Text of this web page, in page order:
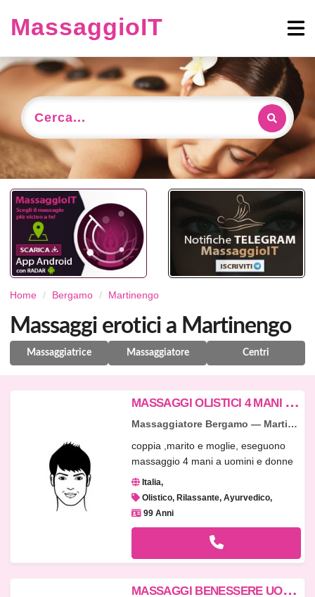
MassaggioIT
Cerca...
Home Bergamo Martinengo
Massaggi erotici a Martinengo
Massaggiatrice Massaggiatore Centri
M
ASSAGGI OLISTICI 4 MANI PER UOMO/DONNA
Massaggiatore Bergamo — Martinengo
coppia ,marito e moglie, eseguono
massaggio 4 mani a uomini e donne
in...Italia
Olistico, Rilassante, Ayurvedico
99 Anni
M
ASSAGGI BENESSERE UOMO/DONNA BERGAMO-BRESCIA